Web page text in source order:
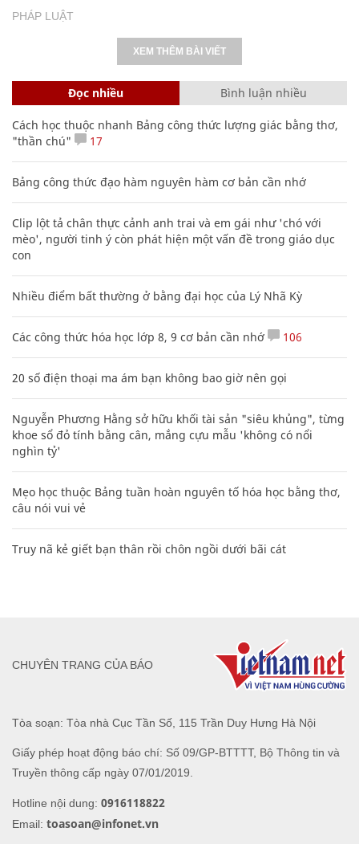
PHÁP LUẬT
XEM THÊM BÀI VIẾT
Đọc nhiều Bình luận nhiều
Cách học thuộc nhanh Bảng công thức lượng giác bằng thơ,
"thần chú"
17
Bảng công thức đạo hàm nguyên hàm cơ bản cần nhớ
Clip lột tả chân thực cảnh anh trai và em gái như 'chó với
mèo', người tinh ý còn phát hiện một vấn đề trong giáo dục
con
Nhiều điểm bất thường ở bằng đại học của Lý Nhã Kỳ
Các công thức hóa học lớp 8, 9 cơ bản cần nhớ 106
20 số điện thoại ma ám bạn không bao giờ nên gọi
Nguyễn Phương Hằng sở hữu khối tài sản "siêu khủng", từng
khoe sổ đỏ tính bằng cân, mắng cựu mẫu 'không có nổi
nghìn tỷ'
Mẹo học thuộc Bảng tuần hoàn nguyên tố hóa học bằng thơ,
câu nói vui vẻ
Truy nã kẻ giết bạn thân rồi chôn ngồi dưới bãi cát
Tòa soạn: Tòa nhà Cục Tần Số, 115 Trần Duy Hưng Hà Nội
Giấy phép hoạt động báo chí: Số 09/GP-BTTTT, Bộ Thông tin và
Truyền thông cấp ngày 07/01/2019.
Hotline nội dung: 0916118822
Email: toasoan@infonet.vn
CHUYÊN TRANG CỦA BÁO